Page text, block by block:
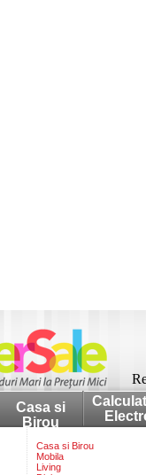
Casa si
Birou
Casa si Birou
Mobila
Living